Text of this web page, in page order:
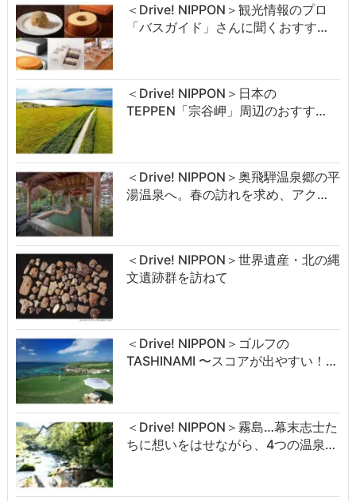
＜Drive! NIPPON＞観光情報のプロ
「バスガイド」さんに聞くおすす…
＜Drive! NIPPON＞日本の
TEPPEN「宗谷岬」周辺のおすす…
＜Drive! NIPPON＞奥飛騨温泉郷の平
湯温泉へ。春の訪れを求め、アク…
＜Drive! NIPPON＞世界遺産・北の縄
文遺跡群を訪ねて
＜Drive! NIPPON＞ゴルフの
TASHINAMI 〜スコアが出やすい！…
＜Drive! NIPPON＞霧島…幕末志士た
ちに想いをはせながら、4つの温泉…